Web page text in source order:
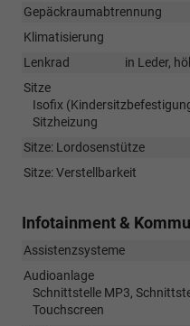
Gepäckraumabtrennung
Klimatisierung
Lenkrad
in Leder,
Sitze
Isofix
Sitzheizung
Sitze: Lordosenstütze
Sitze: Verstellbarkeit
Infotainment &
Assistenzsysteme
Audioanlage
Schnittstelle MP3,
Touchscreen